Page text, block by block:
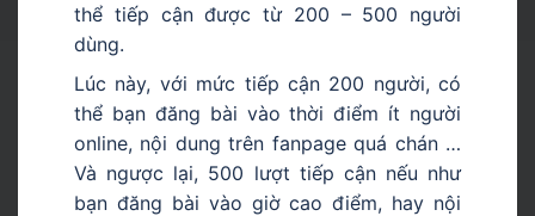
thể tiếp cận được từ 200 – 500 người
dùng.
Lúc này, với mức tiếp cận 200 người, có
thể bạn đăng bài vào thời điểm ít người
online, nội dung trên fanpage quá chán …
Và ngược lại, 500 lượt tiếp cận nếu như
bạn đăng bài vào giờ cao điểm, hay nội